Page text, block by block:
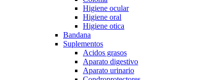
Higiene ocular
Higiene oral
Higiene otica
Bandana
Suplementos
Acidos grasos
Aparato digestivo
Aparato urinario